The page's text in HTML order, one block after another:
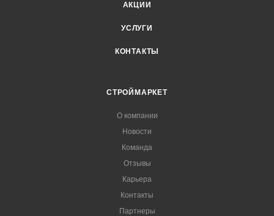
АКЦИИ
УСЛУГИ
КОНТАКТЫ
СТРОЙМАРКЕТ
О компании
Новости
Команда
Отзывы
Карьера
Контакты
Партнеры